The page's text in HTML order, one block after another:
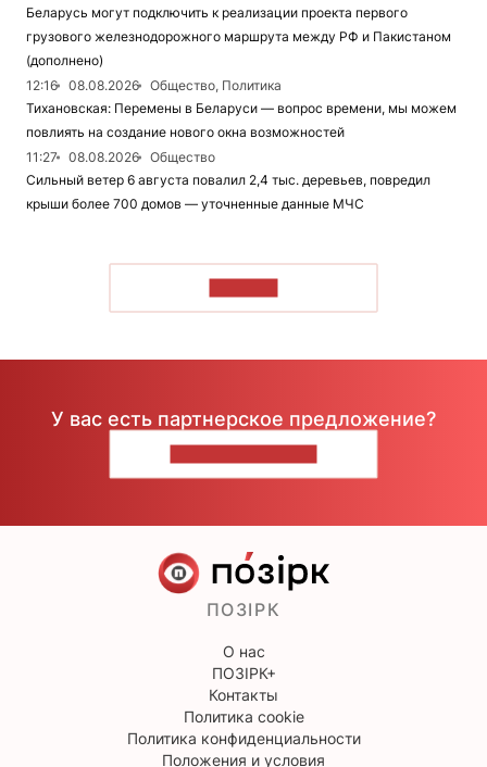
Беларусь могут подключить к реализации проекта первого
грузового железнодорожного маршрута между РФ и Пакистаном
(дополнено)
12:16
08.08.2026
Общество, Политика
Тихановская: Перемены в Беларуси — вопрос времени, мы можем
повлиять на создание нового окна возможностей
11:27
08.08.2026
Общество
Сильный ветер 6 августа повалил 2,4 тыс. деревьев, повредил
крыши более 700 домов — уточненные данные МЧС
У вас есть партнерское предложение?
ПОЗІРК
О нас
ПОЗІРК+
Контакты
Политика cookie
Политика конфиденциальности
Положения и условия